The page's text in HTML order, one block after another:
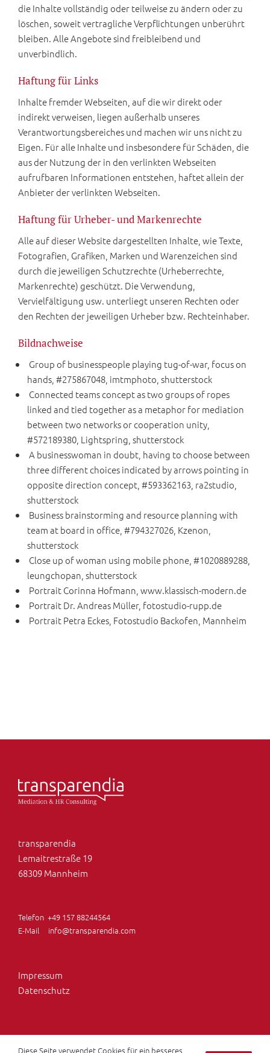
die Inhalte vollständig oder teilweise zu ändern oder zu
löschen, soweit vertragliche Verpflichtungen unberührt
bleiben. Alle Angebote sind freibleibend und
unverbindlich.
Haftung für Links
Inhalte fremder Webseiten, auf die wir direkt oder
indirekt verweisen, liegen außerhalb unseres
Verantwortungsbereiches und machen wir uns nicht zu
Eigen. Für alle Inhalte und insbesondere für Schäden, die
aus der Nutzung der in den verlinkten Webseiten
aufrufbaren Informationen entstehen, haftet allein der
Anbieter der verlinkten Webseiten.
Haftung für Urheber- und Markenrechte
Alle auf dieser Website dargestellten Inhalte, wie Texte,
Fotografien, Grafiken, Marken und Warenzeichen sind
durch die jeweiligen Schutzrechte (Urheberrechte,
Markenrechte) geschützt. Die Verwendung,
Vervielfältigung usw. unterliegt unseren Rechten oder
den Rechten der jeweiligen Urheber bzw. Rechteinhaber.
Bildnachweise
Group of businesspeople playing tug-of-war, focus on
hands, #275867048, imtmphoto, shutterstock
Connected teams concept as two groups of ropes
linked and tied together as a metaphor for mediation
between two networks or cooperation unity,
#572189380, Lightspring, shutterstock
A businesswoman in doubt, having to choose between
three different choices indicated by arrows pointing in
opposite direction concept, #593362163, ra2studio,
shutterstock
Business brainstorming and resource planning with
team at board in office, #794327026, Kzenon,
shutterstock
Close up of woman using mobile phone, #1020889288,
leungchopan, shutterstock
Portrait Corinna Hofmann, www.klassisch-modern.de
Portrait Dr. Andreas Müller, fotostudio-rupp.de
Portrait Petra Eckes, Fotostudio Backofen, Mannheim
transparendia
Lemaitrestraße 19
68309 Mannheim
Telefon +49 157 88244564
E-Mail info@transparendia.com
Impressum
Datenschutz
Diese Seite verwendet Cookies für ein besseres